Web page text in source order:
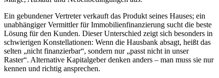
Ein gebundener Vertreter verkauft das Produkt seines Hauses; ein
unabhängiger Vermittler für Immobilienfinanzierung sucht die beste
Lösung für den Kunden. Dieser Unterschied zeigt sich besonders in
schwierigen Konstellationen: Wenn die Hausbank absagt, heißt das
selten „nicht finanzierbar“, sondern nur „passt nicht in unser
Raster“. Alternative Kapitalgeber denken anders – man muss sie nur
kennen und richtig ansprechen.